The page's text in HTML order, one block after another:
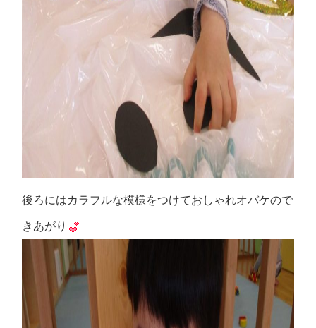
後ろにはカラフルな模様をつけておしゃれオバケので
きあがり